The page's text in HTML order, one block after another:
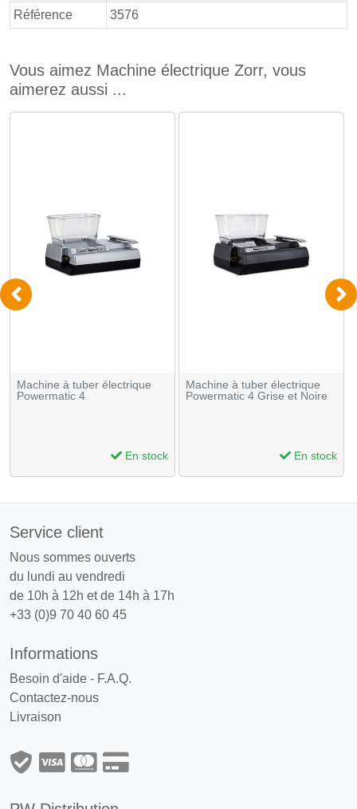
Référence
3576
Vous aimez Machine électrique Zorr, vous
aimerez aussi ...
Machine à tuber électrique
Powermatic 4
En stock
Machine à tuber électrique
Powermatic 4 Grise et Noire
En stock
Service client
Nous sommes ouverts
du lundi au vendredi
de 10h à 12h et de 14h à 17h
+33 (0)9 70 40 60 45
Informations
Besoin d'aide - F.A.Q.
Contactez-nous
Livraison